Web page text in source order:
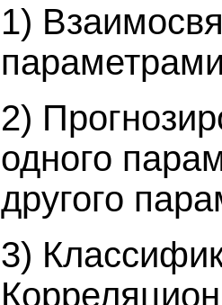
1)
2)
одного
другого
3)